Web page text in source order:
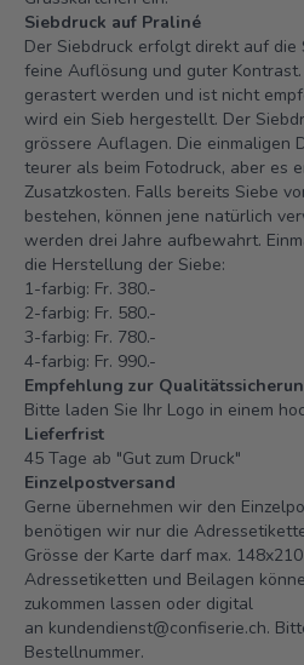
Siebdruck auf Praliné
Der Siebdruck erfolgt direkt auf die
feine Auflösung und guter
gerastert werden und ist nicht
wird ein Sieb hergestellt. Der
grössere Auflagen. Die einmaligen
teurer als beim Fotodruck, aber es
Zusatzkosten. Falls bereits Siebe
bestehen, können jene natürlich
werden drei Jahre aufbewahrt.
die Herstellung der Siebe:
1-farbig: Fr. 380.-
2-farbig: Fr. 580.-
3-farbig: Fr. 780.-
4-farbig: Fr. 990.-
Empfehlung zur
Bitte laden Sie Ihr Logo in einem
Lieferfrist
45 Tage ab "Gut zum Druck"
Einzelpostversand
Gerne übernehmen wir den
benötigen wir nur die
Grösse der Karte darf max.
Adressetiketten und Beilagen
zukommen lassen oder digital
an kundendienst@confiserie.ch.
Bestellnummer.